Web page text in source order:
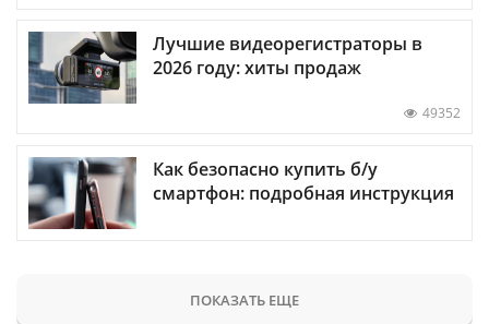
Лучшие видеорегистраторы в
2026 году: хиты продаж
49352
Как безопасно купить б/у
смартфон: подробная инструкция
ПОКАЗАТЬ ЕЩЕ